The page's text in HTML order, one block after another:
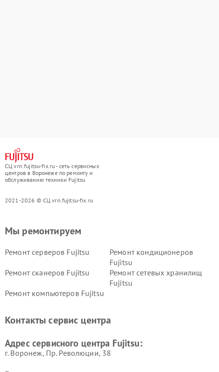
СЦ vrn.fujitsu-fix.ru - сеть сервисных
центров в Воронеже по ремонту и
обслуживанию техники Fujitsu
2021-2026 © СЦ vrn.fujitsu-fix.ru
Мы ремонтируем
Ремонт серверов Fujitsu
Ремонт кондиционеров
Fujitsu
Ремонт сканеров Fujitsu
Ремонт сетевых хранилищ
Fujitsu
Ремонт компьютеров Fujitsu
Контакты сервис центра
Адрес сервисного центра Fujitsu:
г. Воронеж, Пр. Революции, 38